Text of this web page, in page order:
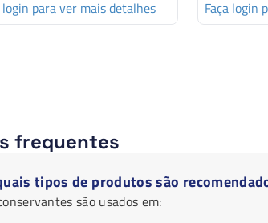
login para ver mais detalhes Faça login
frequentes
tipos de produtos são
são usados em: